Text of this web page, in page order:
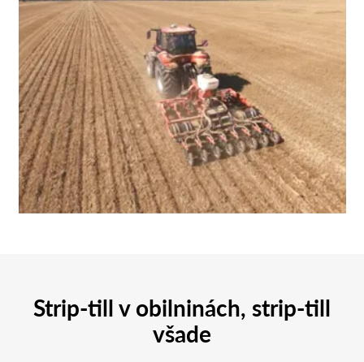
Strip-till v obilninách, strip-till
všade